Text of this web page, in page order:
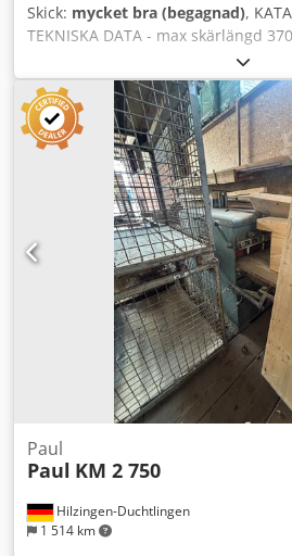
Skick: mycket bra (begagnad),
TEKNISKA DATA - max skärlängd
1300 mm - max skärbredd 700 mm
motoreffekt 11 kW - tryckbalk -
arbetsbordshöjd 860 mm -
arbetsbordsbredd 135 mm -
diameter 2x150 mm - totala mått
5600x1500x1900 mm - vikt ca 3000
brädor – pneumatiskt tryck –
skärbredd justeras hydrauliskt –
mycket gott skick Dodpfx Aozddz
900 PLN Nettopris: 9 500 EUR
(Priser kan ändras vid större
Hilzingen-Duchtlingen
1 514 km
Paul
Paul KM 2 750